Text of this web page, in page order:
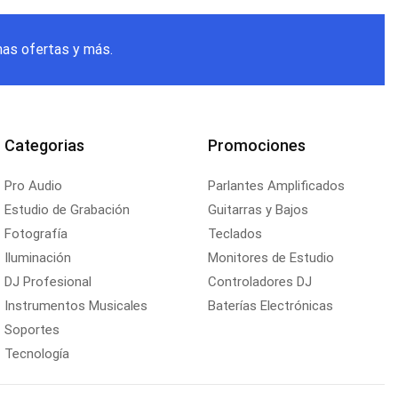
ofertas y más.
Categorias
Pro Audio
Estudio de Grabación
Fotografía
Iluminación
DJ Profesional
Instrumentos Musicales
Soportes
Tecnología
Promociones
Parlantes Amplificados
Guitarras y Bajos
Teclados
Monitores de Estudio
Controladores DJ
Baterías Electrónicas